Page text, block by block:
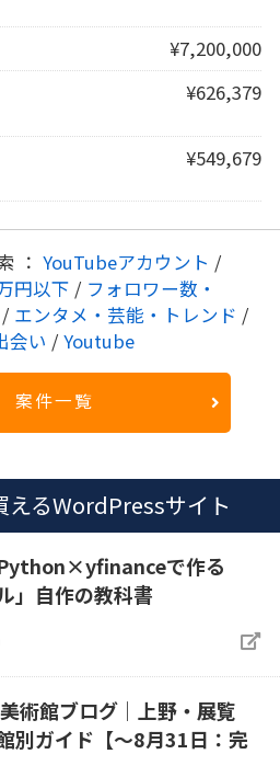
¥7,200,000
¥626,379
¥549,679
： YouTubeアカウント /
円以下 / フォロワー数・
/ エンタメ・芸能・トレンド /
会い / Youtube
案件一覧
えるWordPressサイト
で作る
」自作の教科書
術館ブログ｜上野・展覧
別ガイド【～8月31日：完